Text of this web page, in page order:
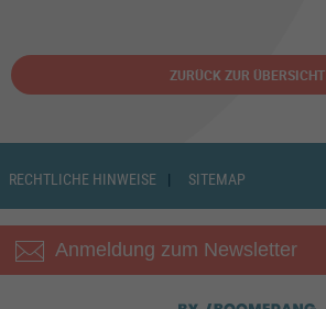
ZURÜCK ZUR ÜBERSICHT
RECHTLICHE HINWEISE SITEMAP
Anmeldung zum Newsletter